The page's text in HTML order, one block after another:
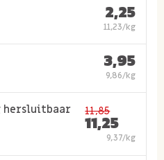
2,25
11,23/kg
3,95
9,86/kg
hersluitbaar
11,85
11,25
9,37/kg